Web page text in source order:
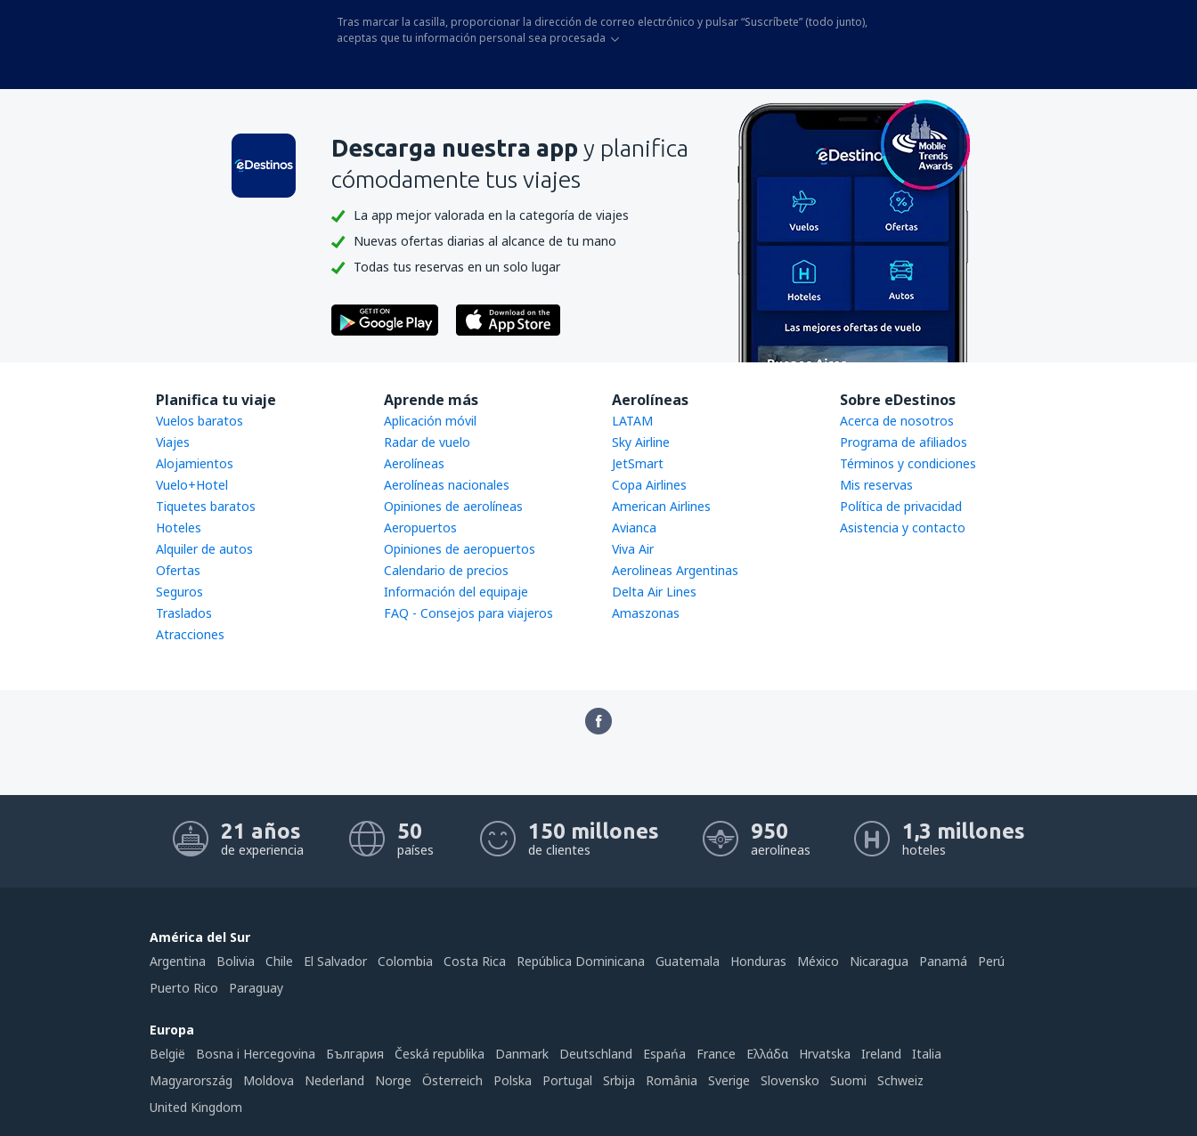
Tras marcar la casilla, proporcionar la dirección de correo electrónico y pulsar “Suscríbete” (todo junto),
aceptas que tu información personal sea procesada
Descarga nuestra app y planifica
cómodamente tus viajes
La app mejor valorada en la categoría de viajes
Nuevas ofertas diarias al alcance de tu mano
Todas tus reservas en un solo lugar
Planifica tu viaje
Vuelos baratos
Viajes
Alojamientos
Vuelo+Hotel
Tiquetes baratos
Hoteles
Alquiler de autos
Ofertas
Seguros
Traslados
Atracciones
Aprende más
Aplicación móvil
Radar de vuelo
Aerolíneas
Aerolíneas nacionales
Opiniones de aerolíneas
Aeropuertos
Opiniones de aeropuertos
Calendario de precios
Información del equipaje
FAQ - Consejos para viajeros
Aerolíneas
LATAM
Sky Airline
JetSmart
Copa Airlines
American Airlines
Avianca
Viva Air
Aerolineas Argentinas
Delta Air Lines
Amaszonas
Sobre eDestinos
Acerca de nosotros
Programa de afiliados
Términos y condiciones
Mis reservas
Política de privacidad
Asistencia y contacto
21 años
de experiencia
50
países
150 millones
de clientes
950
aerolíneas
1,3 millones
hoteles
América del Sur
Argentina
Bolivia Chile El Salvador Colombia Costa Rica República Dominicana Guatemala Honduras México Nicaragua Panamá
Perú
Puerto Rico
Paraguay
Europa
België
Bosna i Hercegovina България Česká republika Danmark Deutschland Espańa France Ελλάδα Hrvatska Ireland
Italia
Magyarország
Moldova Nederland Norge Österreich Polska Portugal Srbija România Sverige Slovensko Suomi
Schweiz
United Kingdom